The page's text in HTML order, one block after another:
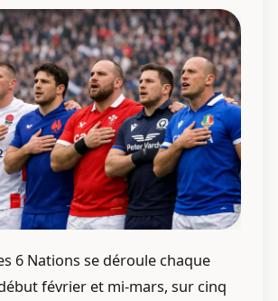
6 Nations se déroule chaque
février et mi-mars, sur cinq